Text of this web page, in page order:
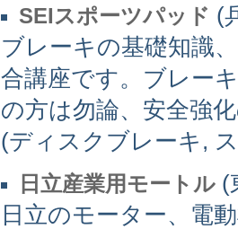
SEIスポーツパッド (
ブレーキの基礎知識
合講座です。ブレー
の方は勿論、安全強
(ディスクブレーキ,
日立産業用モートル (
日立のモーター、電